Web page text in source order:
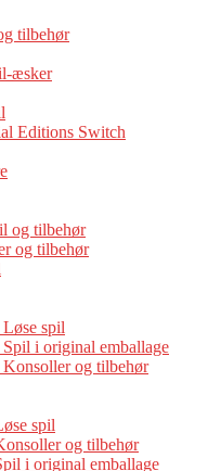
tilbehør
æsker
Editions Switch
og tilbehør
og tilbehør
spil
i original emballage
og tilbehør
spil
og tilbehør
i original emballage